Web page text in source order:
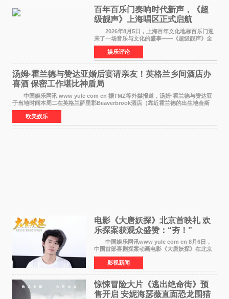
百年百乐门奏响时代新声，《超
级靓声》上海唱区正式启航
2026年8月5日，上海百年文化地标百乐门迎
来了一场音乐与文化的盛事——《超级靓声》全
国励志音乐公益节目上海唱区新闻发布会暨启动
仪式在此隆重举行。各界领导、嘉宾与媒体朋友
齐聚一堂，共同
娱乐评论
汤姆·霍兰德与赞达亚婚后宴请亲友！英格兰乡间酒店办
喜酒 保密工作堪比神盾局
中国娱乐网讯 www yule com cn 据TMZ等外媒报道，汤姆·霍兰德与赞达亚
于当地时间本周二在英格兰萨里郡Beaverbrook酒店（靠近霍兰德的出生地金斯
顿）举办婚宴，邀请家人与朋友们喝喜酒，庆祝
欧美娱乐
电影《大唐妖探》北京首映礼 欢
乐探案获观众盛赞：“夯！”
中国娱乐网讯www yule com cn 8月6日，
中国首部喜剧探案动画电影《大唐妖探》在北京
举办电影首映礼。导演程腾、联合导演黄珉、总
制片人曹紫建、制片人李莹莹，配音导演张喆，
对白指导程寅，领
影视新闻
惊悚冒险大片《逃出绝命街》预
售开启 安妮海瑟薇直面恐龙围猎